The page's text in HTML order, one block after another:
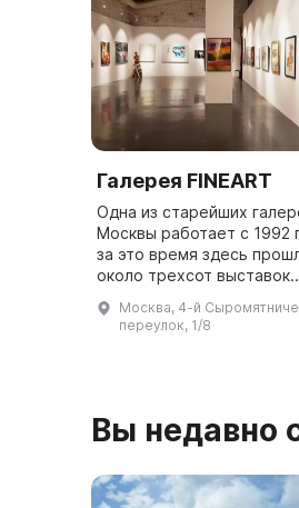
Галерея FINEART
Одна из старейших
Москвы работает с 1992
за это время здесь
около трехсот выставок.
наследие художников
поколения и открывает
Москва, 4-й
переулок, 1/8
Вы недавно